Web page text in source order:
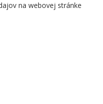
na webovej stránke